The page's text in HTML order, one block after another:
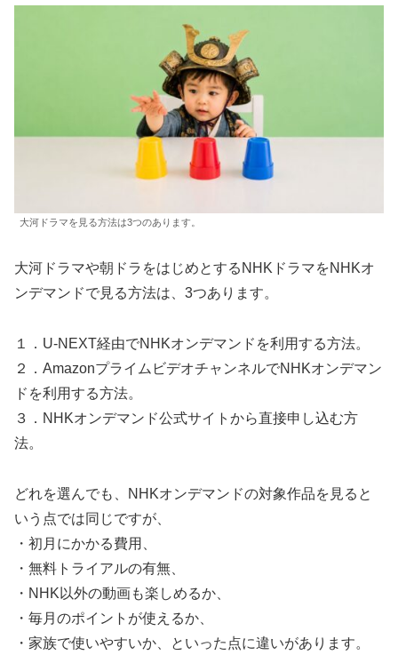
大河ドラマを見る方法は3つのあります。
大河ドラマや朝ドラをはじめとするNHKドラマをNHKオ
ンデマンドで見る方法は、3つあります。
１．U-NEXT経由でNHKオンデマンドを利用する方法。
２．AmazonプライムビデオチャンネルでNHKオンデマン
ドを利用する方法。
３．NHKオンデマンド公式サイトから直接申し込む方
法。
どれを選んでも、NHKオンデマンドの対象作品を見ると
いう点では同じですが、
・初月にかかる費用、
・無料トライアルの有無、
・NHK以外の動画も楽しめるか、
・毎月のポイントが使えるか、
・家族で使いやすいか、といった点に違いがあります。